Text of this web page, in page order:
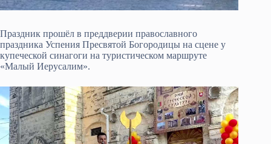
Праздник прошёл в преддверии православного
праздника Успения Пресвятой Богородицы на сцене у
купеческой синагоги на туристическом маршруте
«Малый Иерусалим».